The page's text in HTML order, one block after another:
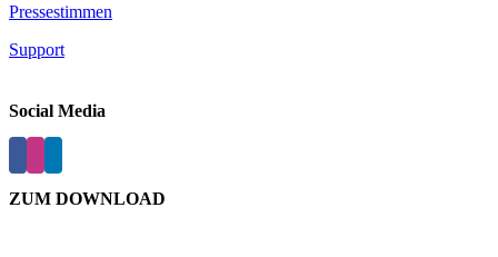
Pressestimmen
Support
Social Media
ZUM DOWNLOAD